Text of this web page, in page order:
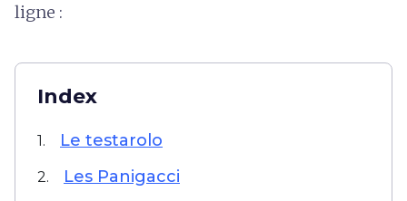
ligne :
Index
1. Le testarolo
2. Les Panigacci